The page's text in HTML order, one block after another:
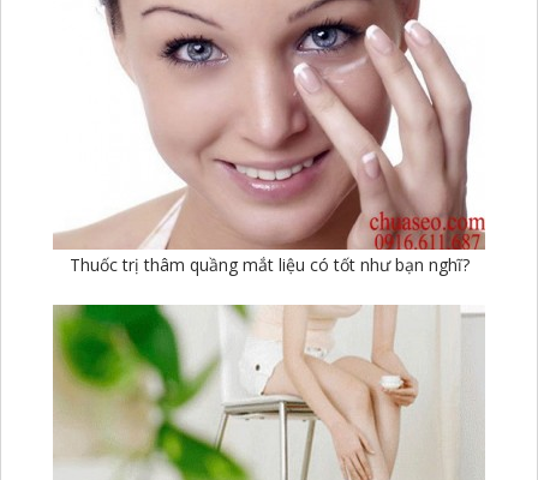
Thuốc trị thâm quầng mắt liệu có tốt như bạn nghĩ?